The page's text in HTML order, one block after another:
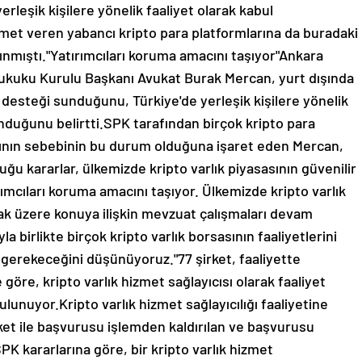
kişilere yönelik faaliyet olarak kabul
veren yabancı kripto para platformlarına da buradaki
koruma amacını taşıyor"Ankara
Kurulu Başkanı Avukat Burak Mercan, yurt dışında
desteği sunduğunu, Türkiye'de yerleşik kişilere yönelik
belirtti.SPK tarafından birçok kripto para
sebebinin bu durum olduğuna işaret eden Mercan,
kararlar, ülkemizde kripto varlık piyasasının güvenilir
koruma amacını taşıyor. Ülkemizde kripto varlık
üzere konuya ilişkin mevzuat çalışmaları devam
birlikte birçok kripto varlık borsasının faaliyetlerini
düşünüyoruz."77 şirket, faaliyette
kripto varlık hizmet sağlayıcısı olarak faaliyet
varlık hizmet sağlayıcılığı faaliyetine
ile başvurusu işlemden kaldırılan ve başvurusu
kararlarına göre, bir kripto varlık hizmet